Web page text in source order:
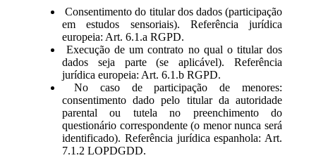
Consentimento do titular dos dados (participação
em estudos sensoriais). Referência jurídica
europeia: Art. 6.1.a RGPD.
Execução de um contrato no qual o titular dos
dados seja parte (se aplicável). Referência
jurídica europeia: Art. 6.1.b RGPD.
No caso de participação de menores:
consentimento dado pelo titular da autoridade
parental ou tutela no preenchimento do
questionário correspondente (o menor nunca será
identificado). Referência jurídica espanhola: Art.
7.1.2 LOPDGDD.